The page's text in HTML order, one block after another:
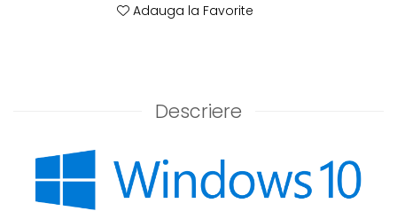
Adauga la Favorite
Descriere